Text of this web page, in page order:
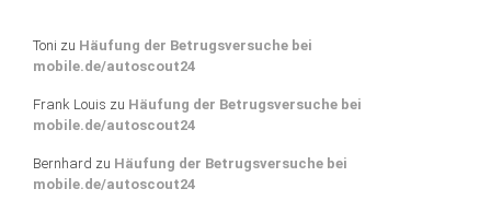
Toni zu Häufung der Betrugsversuche bei
mobile.de/autoscout24
Frank Louis zu Häufung der Betrugsversuche bei
mobile.de/autoscout24
Bernhard zu Häufung der Betrugsversuche bei
mobile.de/autoscout24